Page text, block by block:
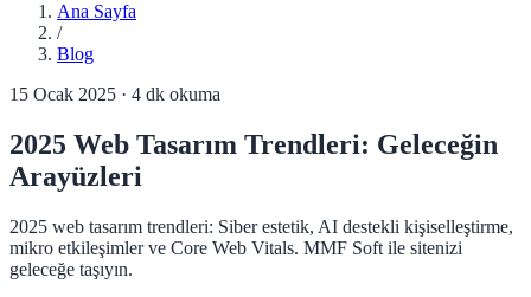
Ana Sayfa
/
Blog
15 Ocak 2025 · 4 dk okuma
2025 Web Tasarım Trendleri: Geleceğin
Arayüzleri
2025 web tasarım trendleri: Siber estetik, AI destekli kişiselleştirme,
mikro etkileşimler ve Core Web Vitals. MMF Soft ile sitenizi
geleceğe taşıyın.